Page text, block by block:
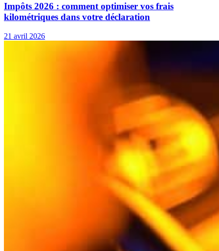
Impôts 2026 : comment optimiser vos frais
kilométriques dans votre déclaration
21 avril 2026